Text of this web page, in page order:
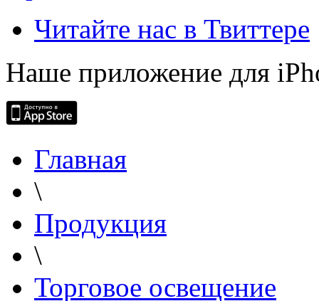
Читайте нас в Твиттере
Наше приложение для
Главная
\
Продукция
\
Торговое освещение